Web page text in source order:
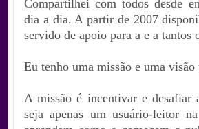
Compartilhei com todos desde
dia a dia. A partir de 2007
servido de apoio para a e a tantos
Eu tenho uma missão e uma
A missão é incentivar e desafiar
seja apenas um usuário-leitor